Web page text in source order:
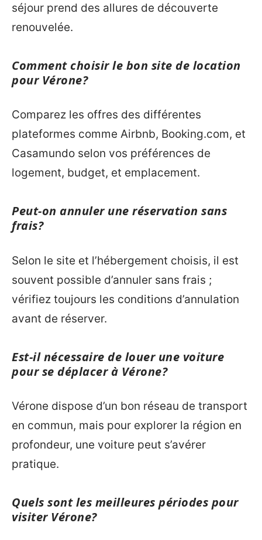
séjour prend des allures de découverte
renouvelée.
Comment choisir le bon site de location
pour Vérone?
Comparez les offres des différentes
plateformes comme Airbnb, Booking.com, et
Casamundo selon vos préférences de
logement, budget, et emplacement.
Peut-on annuler une réservation sans
frais?
Selon le site et l’hébergement choisis, il est
souvent possible d’annuler sans frais ;
vérifiez toujours les conditions d’annulation
avant de réserver.
Est-il nécessaire de louer une voiture
pour se déplacer à Vérone?
Vérone dispose d’un bon réseau de transport
en commun, mais pour explorer la région en
profondeur, une voiture peut s’avérer
pratique.
Quels sont les meilleures périodes pour
visiter Vérone?